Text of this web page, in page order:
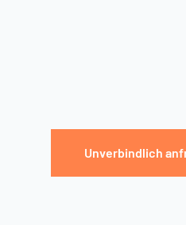
Unverbindlich